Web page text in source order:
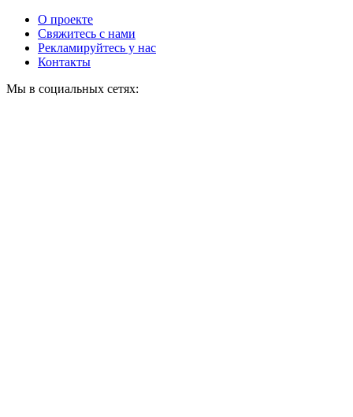
О проекте
Свяжитесь с нами
Рекламируйтесь у нас
Контакты
Мы в социальных сетях: